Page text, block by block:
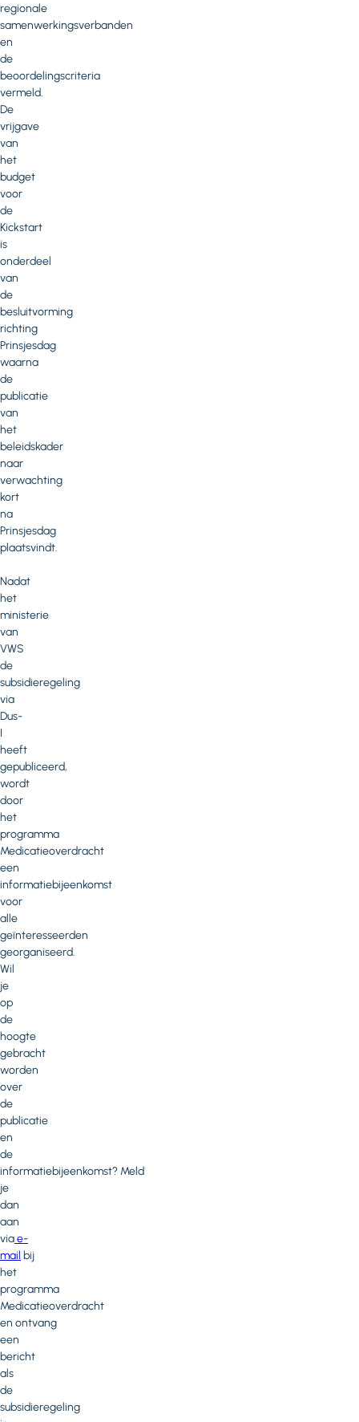
regionale
samenwerkingsverbanden
en
de
beoordelingscriteria
vermeld.
De
vrijgave
van
het
budget
voor
de
Kickstart
is
onderdeel
van
de
besluitvorming
richting
Prinsjesdag
waarna
de
publicatie
van
het
beleidskader
naar
verwachting
kort
na
Prinsjesdag
plaatsvindt.
Nadat
het
ministerie
van
VWS
de
subsidieregeling
via
Dus-
I
heeft
gepubliceerd,
wordt
door
het
programma
Medicatieoverdracht
een
informatiebijeenkomst
voor
alle
geïnteresseerden
georganiseerd.
Wil
je
op
de
hoogte
gebracht
worden
over
de
publicatie
en
de
informatiebijeenkomst? Meld
je
dan
aan
viae-
mail bij
het
programma
Medicatieoverdracht
en ontvang
een
bericht
als
de
subsidieregeling